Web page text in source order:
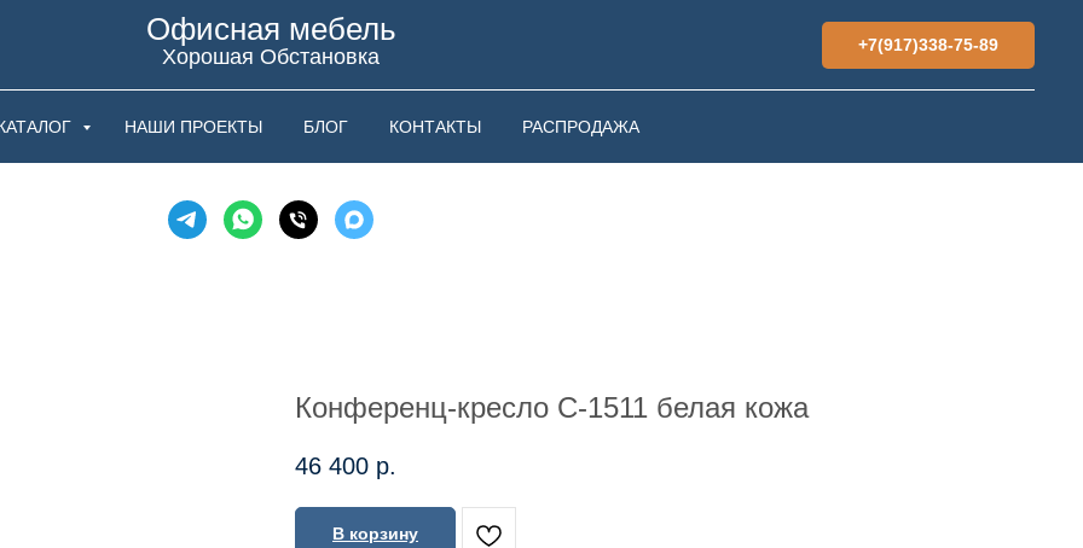
Офисная мебель
Хорошая Обстановка +7(917)338-75-89
НАШИ ПРОЕКТЫ БЛОГ КОНТАКТЫ РАСПРОДАЖА
Конференц-кресло С-1511 белая кожа
46 400 р.
В корзину